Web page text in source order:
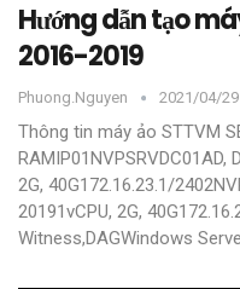
Hướng dẫn tạo
2016-2019
Phuong.nguyen 2021/04/29
Thông tin máy ảo STTVM
RAMIP01NVPSRVDC01AD,
2G, 40G172.16.23.1/
20191vCPU, 2G,
Witness,DAGWindows